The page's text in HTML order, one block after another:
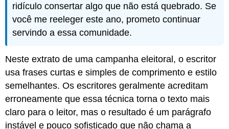
variedade
de
frases
ideias
usando
um
modificador
—
Unindo
ridículo consertar algo que não está quebrado. Se
você me reeleger este ano, prometo continuar
servindo a essa comunidade.
Neste extrato de uma campanha eleitoral, o escritor
usa frases curtas e simples de comprimento e estilo
semelhantes. Os escritores geralmente acreditam
erroneamente que essa técnica torna o texto mais
claro para o leitor, mas o resultado é um parágrafo
instável e pouco sofisticado que não chama a